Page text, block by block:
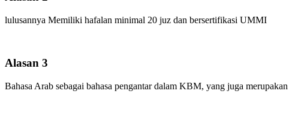
lulusannya Memiliki hafalan minimal 20 juz dan bersertifikasi UMMI
Alasan 3
Bahasa Arab sebagai bahasa pengantar dalam KBM, yang juga